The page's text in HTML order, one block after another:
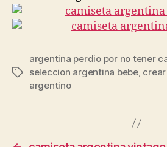
Etiquetas
argentina perdio por no tener
seleccion argentina bebe,
argentino